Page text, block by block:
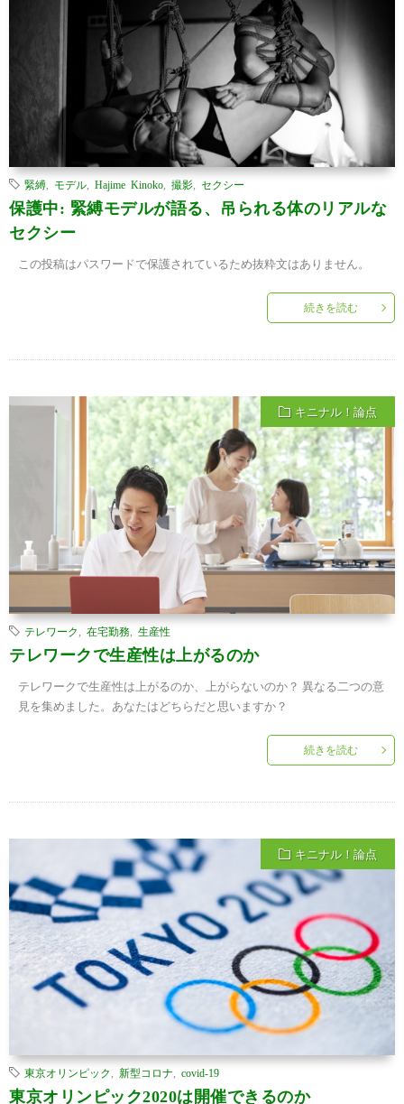
緊縛 モデル Hajime Kinoko 撮影 セクシー
保護中: 緊縛モデルが語る、吊られる体のリアルな
セクシー
この投稿はパスワードで保護されているため抜粋文はありません。
続きを読む
キニナル！論点
テレワーク 在宅勤務 生産性
テレワークで生産性は上がるのか
テレワークで生産性は上がるのか、上がらないのか？ 異なる二つの意
見を集めました。あなたはどちらだと思いますか？
続きを読む
キニナル！論点
東京オリンピック 新型コロナ covid-19
東京オリンピック2020は開催できるのか